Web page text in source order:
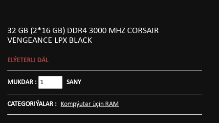
32 GB (2*16 GB) DDR4 3000 MHZ CORSAIR
VENGEANCE LPX BLACK
ELÝETERLI DÄL
MUKDAR : SANY
CATEGORIÝALAR : Kompýuter üçin RAM